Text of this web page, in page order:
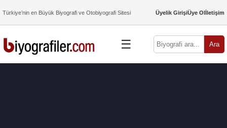
Türkiye’nin en Büyük Biyografi ve Otobiyografi Sitesi Üyelik GirişiÜye Olİletişim
☰ Ara